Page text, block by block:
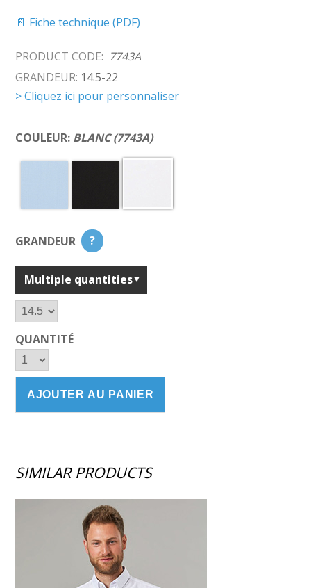
📄 Fiche technique (PDF)
PRODUCT CODE: 7743A
GRANDEUR: 14.5-22
> Cliquez ici pour personnaliser
COULEUR: BLANC (7743A)
GRANDEUR ?
Multiple quantities
QUANTITÉ
SIMILAR PRODUCTS